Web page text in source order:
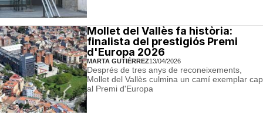
Mollet del Vallès fa història:
finalista del prestigiós Premi
d'Europa 2026
MARTA GUTIÉRREZ13/04/2026
Després de tres anys de reconeixements,
Mollet del Vallès culmina un camí exemplar cap
al Premi d'Europa